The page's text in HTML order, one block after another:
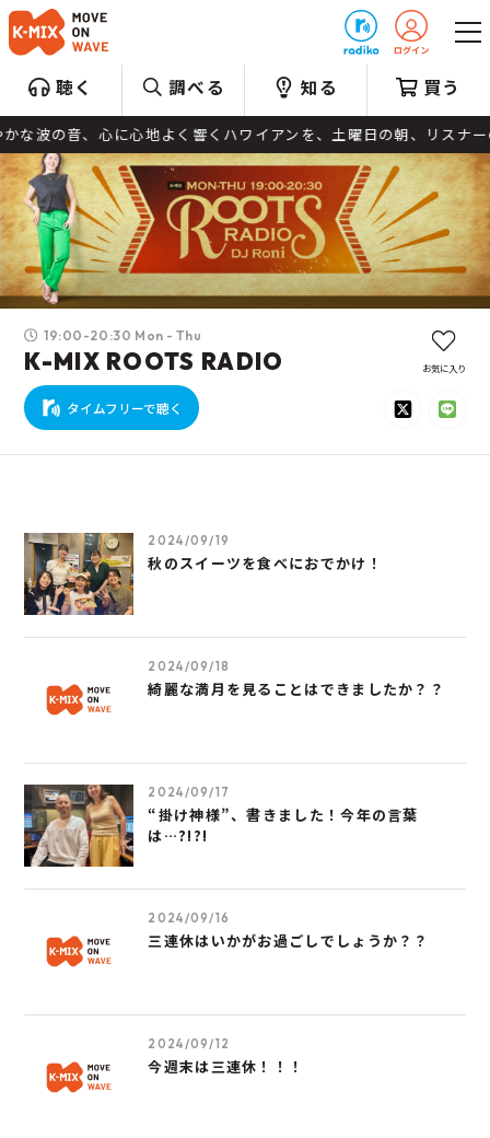
聴く 調べる 知る 買う
の音、心に心地よく響くハワイアンを、土曜日の朝、リスナーの
19:00-20:30 Mon - Thu
K-MIX ROOTS RADIO
タイムフリーで聴く
お気に入り
2024/09/19
秋のスイーツを食べにおでかけ！
2024/09/18
綺麗な満月を見ることはできましたか？？
2024/09/17
“掛け神様”、書きました！今年の言葉
は…?!?!
2024/09/16
三連休はいかがお過ごしでしょうか？？
2024/09/12
今週末は三連休！！！